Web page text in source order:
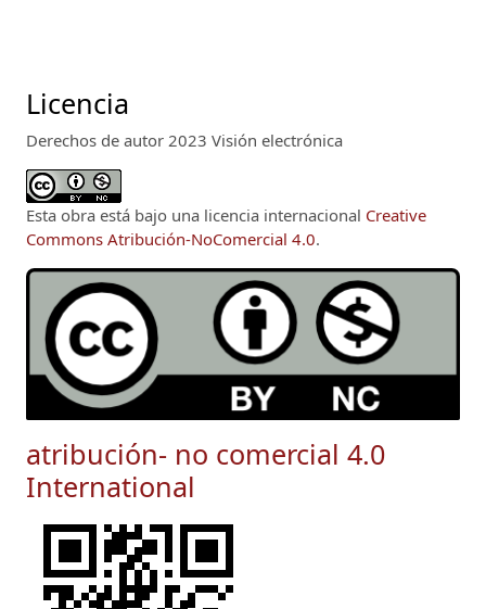
Licencia
Derechos de autor 2023 Visión electrónica
Esta obra está bajo una licencia internacional Creative
Commons Atribución-NoComercial 4.0.
atribución- no comercial 4.0
International